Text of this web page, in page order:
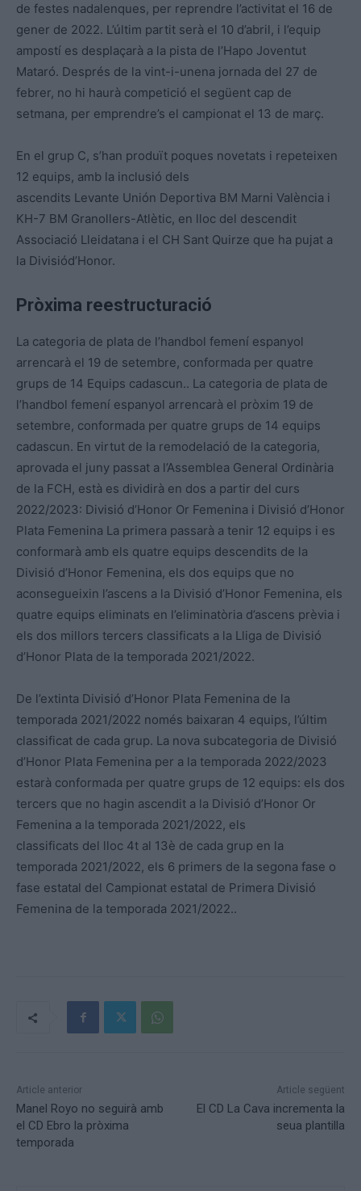
de festes nadalenques, per reprendre l’activitat el 16 de
gener de 2022. L’últim partit serà el 10 d’abril, i l’equip
ampostí es desplaçarà a la pista de l’Hapo Joventut
Mataró. Després de la vint-i-unena jornada del 27 de
febrer, no hi haurà competició el següent cap de
setmana, per emprendre’s el campionat el 13 de març.
En el grup C, s’han produït poques novetats i repeteixen
12 equips, amb la inclusió dels
ascendits Levante Unión Deportiva BM Marni València i
KH-7 BM Granollers-Atlètic, en lloc del descendit
Associació Lleidatana i el CH Sant Quirze que ha pujat a
la Divisiód’Honor.
Pròxima reestructuració
La categoria de plata de l’handbol femení espanyol
arrencarà el 19 de setembre, conformada per quatre
grups de 14 Equips cadascun.. La categoria de plata de
l’handbol femení espanyol arrencarà el pròxim 19 de
setembre, conformada per quatre grups de 14 equips
cadascun. En virtut de la remodelació de la categoria,
aprovada el juny passat a l’Assemblea General Ordinària
de la FCH, està es dividirà en dos a partir del curs
2022/2023: Divisió d’Honor Or Femenina i Divisió d’Honor
Plata Femenina La primera passarà a tenir 12 equips i es
conformarà amb els quatre equips descendits de la
Divisió d’Honor Femenina, els dos equips que no
aconsegueixin l’ascens a la Divisió d’Honor Femenina, els
quatre equips eliminats en l’eliminatòria d’ascens prèvia i
els dos millors tercers classificats a la Lliga de Divisió
d’Honor Plata de la temporada 2021/2022.
De l’extinta Divisió d’Honor Plata Femenina de la
temporada 2021/2022 només baixaran 4 equips, l’últim
classificat de cada grup. La nova subcategoria de Divisió
d’Honor Plata Femenina per a la temporada 2022/2023
estarà conformada per quatre grups de 12 equips: els dos
tercers que no hagin ascendit a la Divisió d’Honor Or
Femenina a la temporada 2021/2022, els
classificats del lloc 4t al 13è de cada grup en la
temporada 2021/2022, els 6 primers de la segona fase o
fase estatal del Campionat estatal de Primera Divisió
Femenina de la temporada 2021/2022..
Article anterior
Manel Royo no seguirà amb
el CD Ebro la pròxima
temporada
Article següent
El CD La Cava incrementa la
seua plantilla